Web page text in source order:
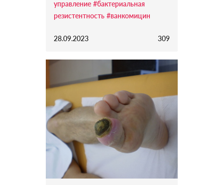
управление #бактериальная
резистентность #ванкомицин
28.09.2023 309